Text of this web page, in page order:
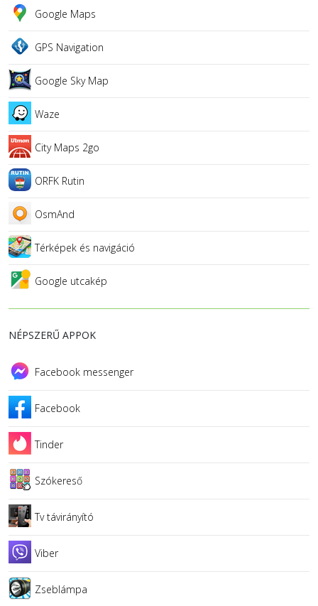
Google Maps
GPS Navigation
Google Sky Map
Waze
City Maps 2go
ORFK Rutin
OsmAnd
Térképek és navigáció
Google utcakép
NÉPSZERŰ APPOK
Facebook messenger
Facebook
Tinder
Szókereső
Tv távirányító
Viber
Zseblámpa